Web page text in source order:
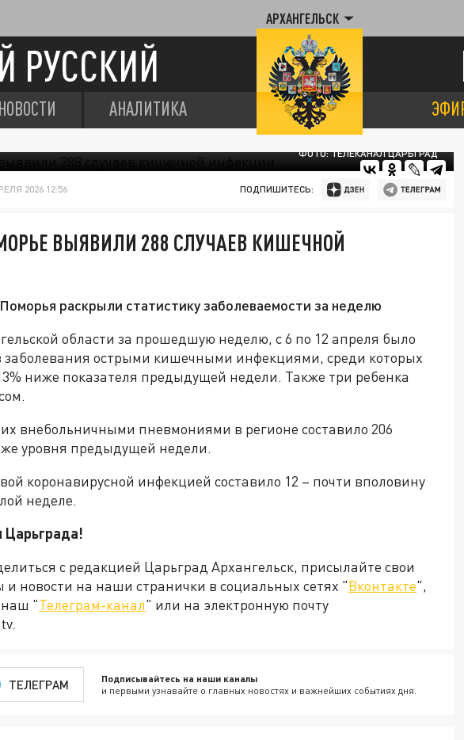
АРХАНГЕЛЬСК
РУССКИЙ
НОВОСТИ АНАЛИТИКА
ФОТО: ТЕЛЕКАНАЛ ЦАРЬГРАД
2026 12:56 ПОДПИШИТЕСЬ:
ВЫЯВИЛИ 288 СЛУЧАЕВ КИШЕЧНОЙ
раскрыли статистику заболеваемости за неделю
области за прошедшую неделю, с 6 по 12 апреля было
заболевания острыми кишечными инфекциями, среди которых
ниже показателя предыдущей недели. Также три ребенка
внебольничными пневмониями в регионе составило 206
уровня предыдущей недели.
коронавирусной инфекцией составило 12 – почти вполовину
неделе.
Царьграда!
с редакцией Царьград Архангельск, присылайте свои
новости на наши странички в социальных сетях "Вконтакте",
"Телеграм-канал" или на электронную почту
ТЕЛЕГРАМ Подписывайтесь на наши каналы
и первыми узнавайте о главных новостях и важнейших событиях дня.